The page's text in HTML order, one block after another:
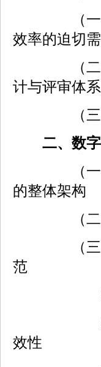
（一）经
效率的迫切
（二）日
计与评审体
（三）提
二、数
（一）结
的整体架构
（二）构
（三）制
范
1.制定数
2.定义数
效性